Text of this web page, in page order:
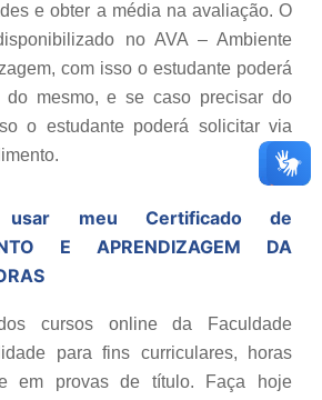
e obter a média na avaliação. O
no AVA – Ambiente
com isso o estudante poderá
do mesmo, e se caso precisar do
o estudante poderá solicitar via
meu Certificado de
E APRENDIZAGEM DA
cursos online da Faculdade
para fins curriculares, horas
e em provas de título. Faça hoje